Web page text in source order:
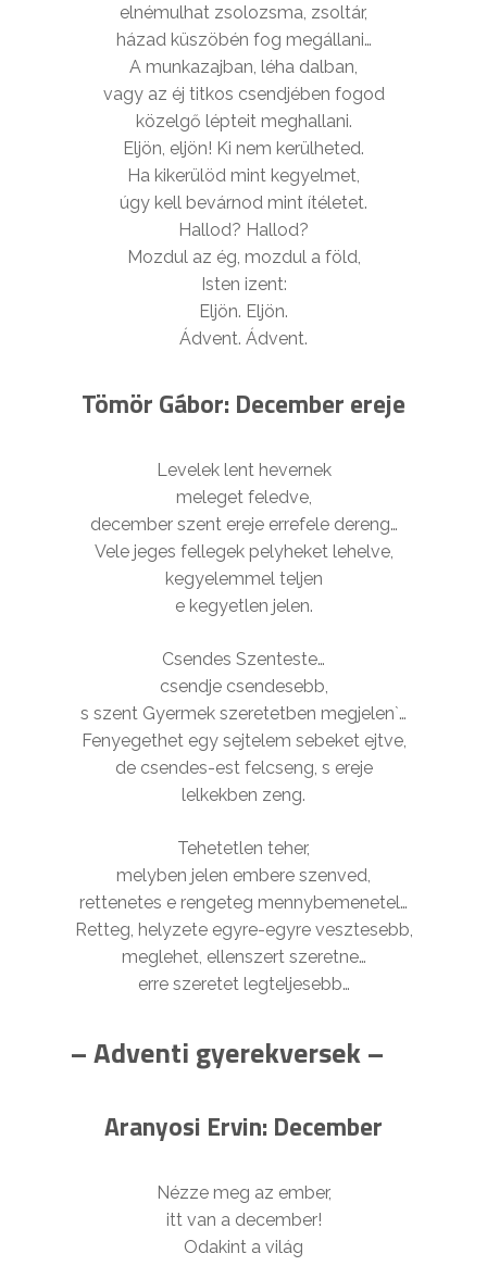
elnémulhat zsolozsma, zsoltár,
házad küszöbén fog megállani…
A munkazajban, léha dalban,
vagy az éj titkos csendjében fogod
közelgő lépteit meghallani.
Eljön, eljön! Ki nem kerülheted.
Ha kikerülöd mint kegyelmet,
úgy kell bevárnod mint ítéletet.
Hallod? Hallod?
Mozdul az ég, mozdul a föld,
Isten izent:
Eljön. Eljön.
Ádvent. Ádvent.
Tömör Gábor: December ereje
Levelek lent hevernek
meleget feledve,
december szent ereje errefele dereng…
Vele jeges fellegek pelyheket lehelve,
kegyelemmel teljen
e kegyetlen jelen.
Csendes Szenteste…
csendje csendesebb,
s szent Gyermek szeretetben megjelen`…
Fenyegethet egy sejtelem sebeket ejtve,
de csendes-est felcseng, s ereje
lelkekben zeng.
Tehetetlen teher,
melyben jelen embere szenved,
rettenetes e rengeteg mennybemenetel…
Retteg, helyzete egyre-egyre vesztesebb,
meglehet, ellenszert szeretne…
erre szeretet legteljesebb…
– Adventi gyerekversek –
Aranyosi Ervin: December
Nézze meg az ember,
itt van a december!
Odakint a világ